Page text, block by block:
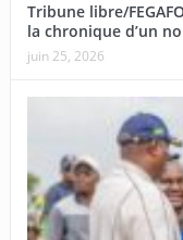
Tribune libre/
la chronique d’un
juin 25, 2026